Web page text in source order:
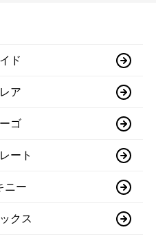
ド
ア
ゴ
ート
ニー
クス